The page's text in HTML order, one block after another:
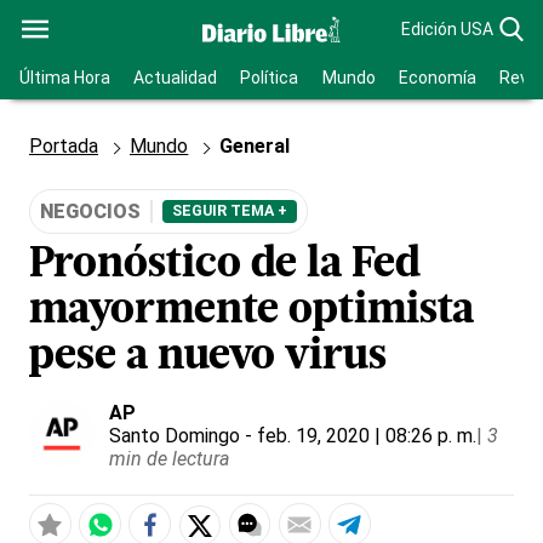
Edición USA
Última Hora Actualidad Política Mundo Economía
Portada Mundo General
NEGOCIOS SEGUIR TEMA +
Pronóstico de la Fed
mayormente optimista
pese a nuevo virus
AP
Santo Domingo - feb. 19, 2020 | 08:26 p. m.| 3
min de lectura